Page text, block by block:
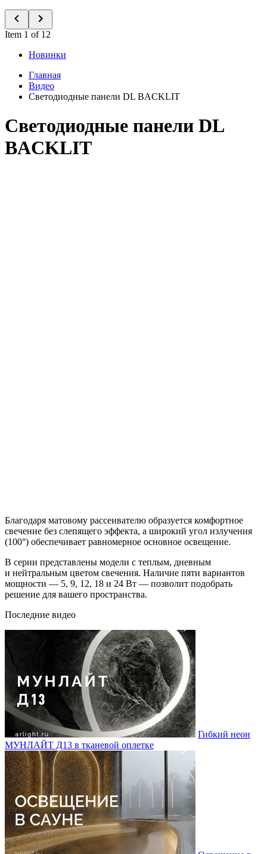
Item 1 of 12
Новинки
Главная
Видео
Светодиодные панели DL BACKLIT
Светодиодные панели DL
BACKLIT
Благодаря матовому рассеивателю образуется комфортное
свечение без слепящего эффекта, а широкий угол излучения
(100°) обеспечивает равномерное основное освещение.
В серии представлены модели с теплым, дневным
и нейтральным цветом свечения. Наличие пяти вариантов
мощности — 5, 9, 12, 18 и 24 Вт — позволит подобрать
решение для вашего пространства.
Последние видео
Гибкий неон
МУНЛАЙТ Д13 в тканевой оплетке